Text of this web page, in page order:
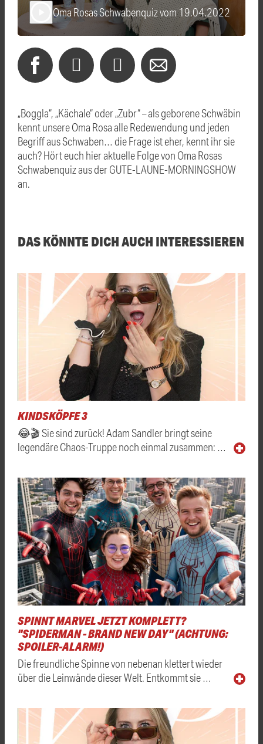
Oma Rosas Schwabenquiz vom 19.04.2022
„Boggla“, „Kächale“ oder „Zubr“ – als geborene Schwäbin
kennt unsere Oma Rosa alle Redewendung und jeden
Begriff aus Schwaben… die Frage ist eher, kennt ihr sie
auch? Hört euch hier aktuelle Folge von Oma Rosas
Schwabenquiz aus der GUTE-LAUNE-MORNINGSHOW
an.
DAS KÖNNTE DICH AUCH INTERESSIEREN
KINDSKÖPFE 3
😂🎬 Sie sind zurück! Adam Sandler bringt seine
legendäre Chaos-Truppe noch einmal zusammen: …
SPINNT MARVEL JETZT KOMPLETT?
"SPIDERMAN - BRAND NEW DAY" (ACHTUNG:
SPOILER-ALARM!)
Die freundliche Spinne von nebenan klettert wieder
über die Leinwände dieser Welt. Entkommt sie …